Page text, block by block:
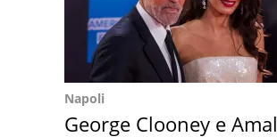
Napoli
George Clooney e Amal